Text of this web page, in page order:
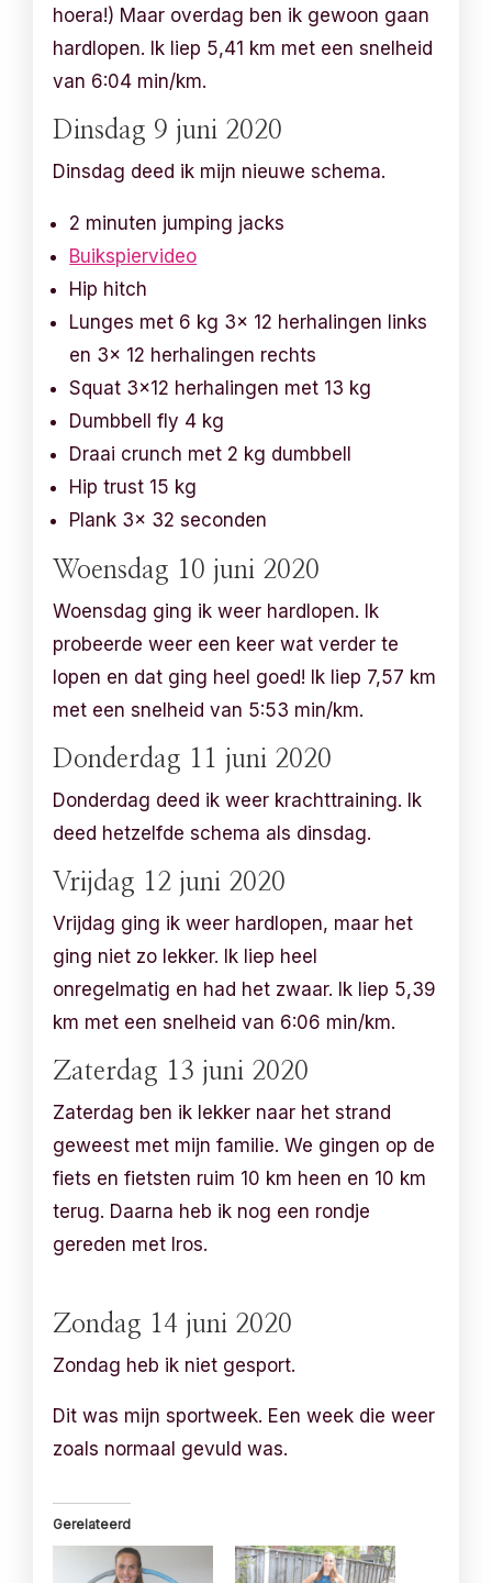
hoera!) Maar overdag ben ik gewoon gaan
hardlopen. Ik liep 5,41 km met een snelheid
van 6:04 min/km.
Dinsdag 9 juni 2020
Dinsdag deed ik mijn nieuwe schema.
2 minuten jumping jacks
Buikspiervideo
Hip hitch
Lunges met 6 kg 3x 12 herhalingen links
en 3x 12 herhalingen rechts
Squat 3×12 herhalingen met 13 kg
Dumbbell fly 4 kg
Draai crunch met 2 kg dumbbell
Hip trust 15 kg
Plank 3x 32 seconden
Woensdag 10 juni 2020
Woensdag ging ik weer hardlopen. Ik
probeerde weer een keer wat verder te
lopen en dat ging heel goed! Ik liep 7,57 km
met een snelheid van 5:53 min/km.
Donderdag 11 juni 2020
Donderdag deed ik weer krachttraining. Ik
deed hetzelfde schema als dinsdag.
Vrijdag 12 juni 2020
Vrijdag ging ik weer hardlopen, maar het
ging niet zo lekker. Ik liep heel
onregelmatig en had het zwaar. Ik liep 5,39
km met een snelheid van 6:06 min/km.
Zaterdag 13 juni 2020
Zaterdag ben ik lekker naar het strand
geweest met mijn familie. We gingen op de
fiets en fietsten ruim 10 km heen en 10 km
terug. Daarna heb ik nog een rondje
gereden met Iros.
Zondag 14 juni 2020
Zondag heb ik niet gesport.
Dit was mijn sportweek. Een week die weer
zoals normaal gevuld was.
Gerelateerd